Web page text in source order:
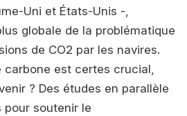
Uni et États-Unis -,
globale de la problématique
de CO2 par les navires.
carbone est certes crucial,
? Des études en parallèle
pour soutenir le